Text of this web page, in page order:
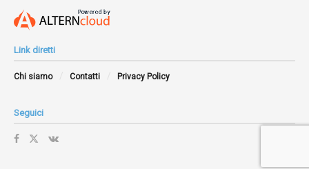
Link diretti
Chi siamo Contatti Privacy Policy
Seguici